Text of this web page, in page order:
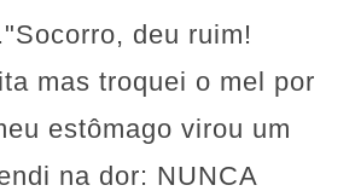
deu ruim!
mas troquei o mel por
estômago virou um
na dor: NUNCA